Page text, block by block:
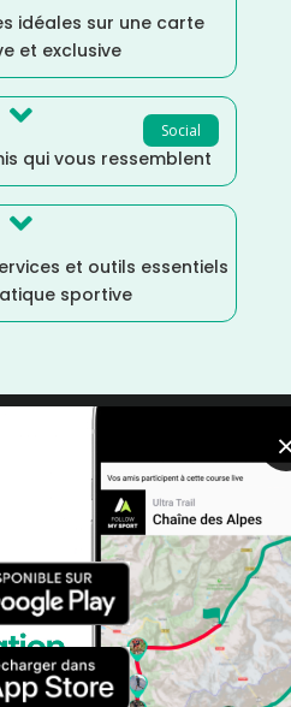
idéales sur une carte
et exclusive
Social

qui vous ressemblent

et outils essentiels
sportive
Marche/France/
Dénivelé Elevé